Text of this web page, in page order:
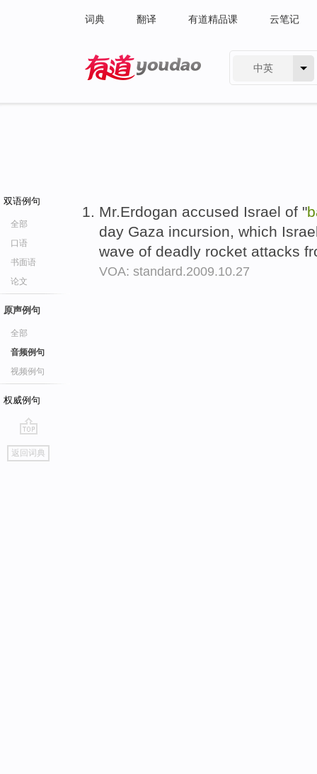
词典 翻译 有道精品课 云笔记
中英
双语例句
全部
口语
书面语
论文
原声例句
全部
音频例句
视频例句
权威例句
go
top
返回词典
Mr.Erdogan accused Israel of "
day Gaza incursion, which
wave of deadly rocket attacks
VOA: standard.2009.10.27